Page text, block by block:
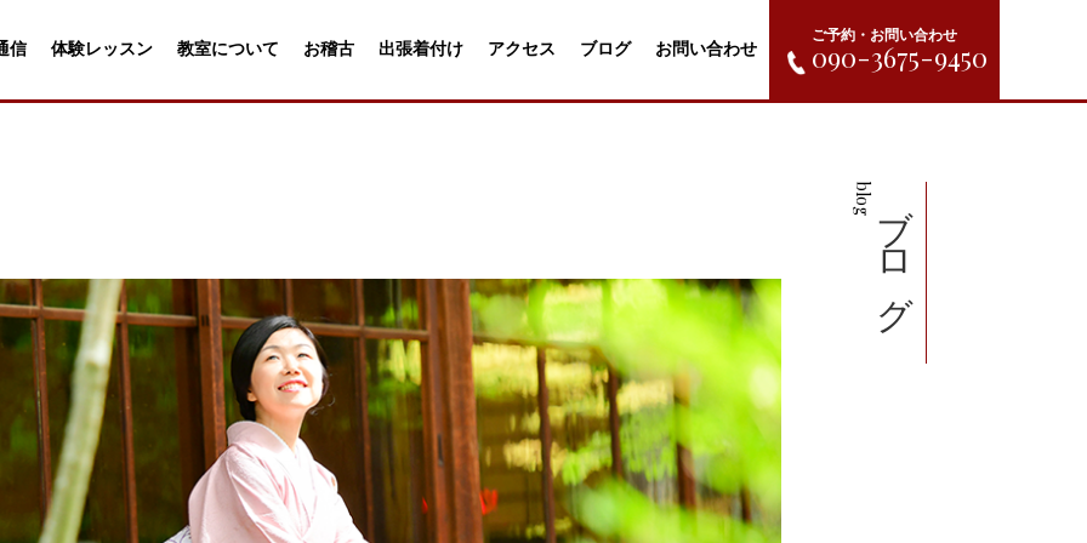
信 体験レッスン 教室について お稽古 出張着付け アクセス ブログ お問い合わせ
ご予約・お問い合わせ
090-3675-9450
ブログ
blog